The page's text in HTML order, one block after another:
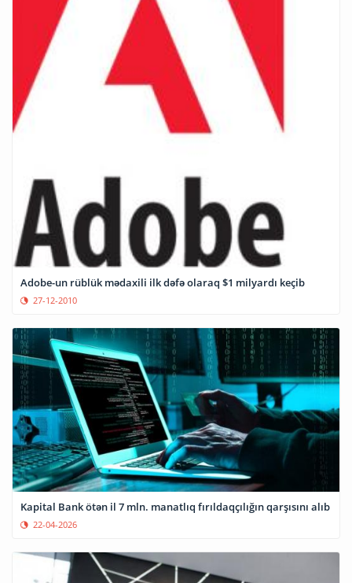
Adobe-un rüblük mədaxili ilk dəfə olaraq $1 milyardı keçib
27-12-2010
Kapital Bank ötən il 7 mln. manatlıq fırıldaqçılığın qarşısını alıb
22-04-2026